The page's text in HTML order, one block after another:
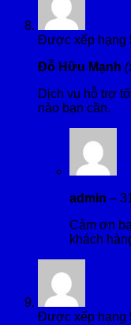
Được xếp hạng
Đỗ Hữu Mạnh
Dịch vụ hỗ trợ
nào bạn cần.
admin –
Cảm ơn
khách
Được xếp hạng